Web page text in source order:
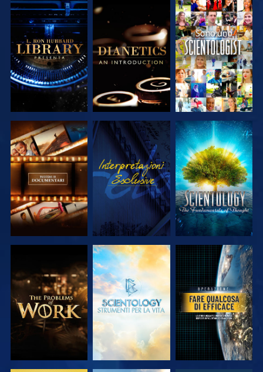
ESPLORA LE
SERIE
ESPLORA LE
SERIE
GUARDA
ESPLORA LE
SERIE
GUARDA
ESPLORA LE
SERIE
ESPLORA LE
SERIE
ESPLORA LE
SERIE
GUARDA